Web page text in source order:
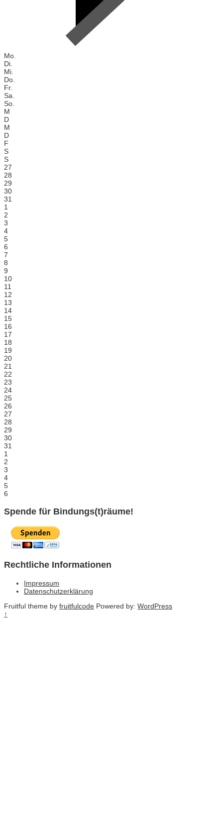
Mo.
Di.
Mi.
Do.
Fr.
Sa.
So.
M
D
M
D
F
S
S
27
28
29
30
31
1
2
3
4
5
6
7
8
9
10
11
12
13
14
15
16
17
18
19
20
21
22
23
24
25
26
27
28
29
30
31
1
2
3
4
5
6
Spende für Bindungs(t)räume!
Rechtliche Informationen
Impressum
Datenschutzerklärung
Fruitful theme by fruitfulcode Powered by: WordPress
↑